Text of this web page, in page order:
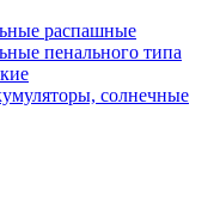
распашные
пенального типа
солнечные